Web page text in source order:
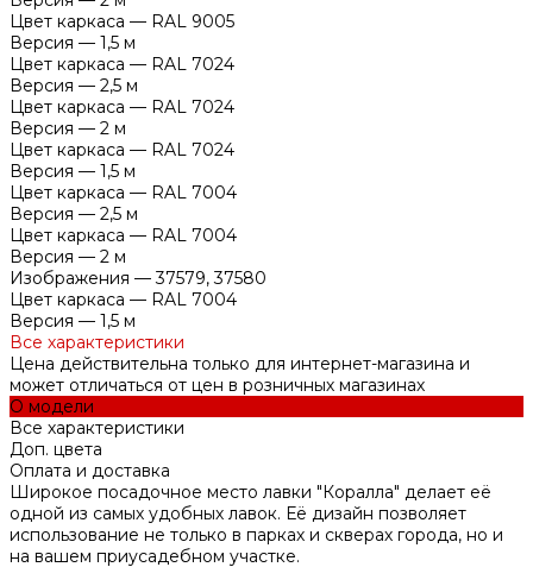
Цвет каркаса — RAL 9005
Версия — 1,5 м
Цвет каркаса — RAL 7024
Версия — 2,5 м
Цвет каркаса — RAL 7024
Версия — 2 м
Цвет каркаса — RAL 7024
Версия — 1,5 м
Цвет каркаса — RAL 7004
Версия — 2,5 м
Цвет каркаса — RAL 7004
Версия — 2 м
Изображения — 37579, 37580
Цвет каркаса — RAL 7004
Версия — 1,5 м
Все характеристики
Цена действительна только для интернет-магазина и
может отличаться от цен в розничных магазинах
О модели
Все характеристики
Доп. цвета
Оплата и доставка
Широкое посадочное место лавки "Коралла" делает её
одной из самых удобных лавок. Её дизайн позволяет
использование не только в парках и скверах города, но и
на вашем приусадебном участке.